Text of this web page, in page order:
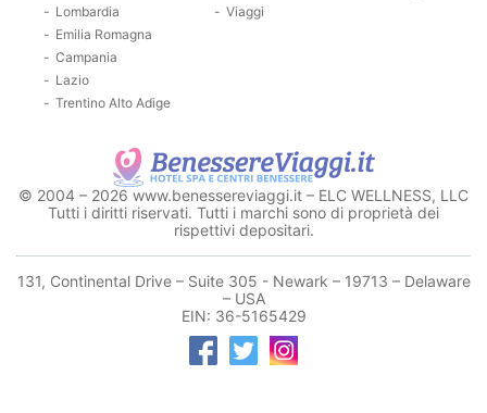
Lombardia
Emilia Romagna
Campania
Lazio
Trentino Alto Adige
Viaggi
© 2004 – 2026 www.benessereviaggi.it – ELC WELLNESS, LLC
Tutti i diritti riservati. Tutti i marchi sono di proprietà dei
rispettivi depositari.
131, Continental Drive – Suite 305 - Newark – 19713 – Delaware
– USA
EIN: 36-5165429